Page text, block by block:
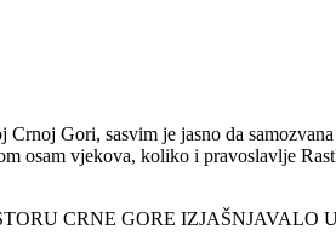
Gori, sasvim je jasno da
osam vjekova, koliko i pravoslavlje
CRNE GORE IZJAŠNJAVALO